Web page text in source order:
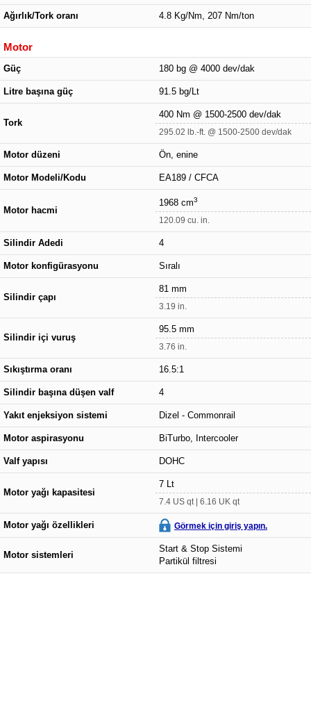
Ağırlık/Tork oranı 4.8 Kg/Nm, 207 Nm/ton
Motor
Güç 180 bg @ 4000 dev/dak
Litre başına güç 91.5 bg/Lt
Tork
400 Nm @ 1500-2500 dev/dak
295.02 lb.-ft. @ 1500-2500 dev/dak
Motor düzeni Ön, enine
Motor Modeli/Kodu EA189 / CFCA
Motor hacmi
1968 cm3
120.09 cu. in.
Silindir Adedi 4
Motor konfigürasyonu Sıralı
Silindir çapı
81 mm
3.19 in.
Silindir içi vuruş
95.5 mm
3.76 in.
Sıkıştırma oranı 16.5:1
Silindir başına düşen valf 4
Yakıt enjeksiyon sistemi Dizel - Commonrail
Motor aspirasyonu BiTurbo, Intercooler
Valf yapısı DOHC
Motor yağı kapasitesi
7 Lt
7.4 US qt | 6.16 UK qt
Motor yağı özellikleri Görmek için giriş yapın.
Motor sistemleri
Start & Stop Sistemi
Partikül filtresi